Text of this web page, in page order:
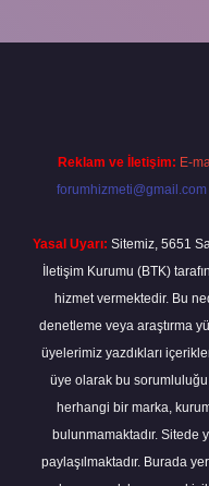
Reklam ve İletişim: E-
forumhizmeti@gmail.com
Yasal Uyarı: Sitemiz, 5651
İletişim Kurumu (BTK)
hizmet vermektedir. Bu
denetleme veya araştırma
üyelerimiz yazdıkları
üye olarak bu sorumluluğu
herhangi bir marka,
bulunmamaktadır. Sitede
paylaşılmaktadır. Burada